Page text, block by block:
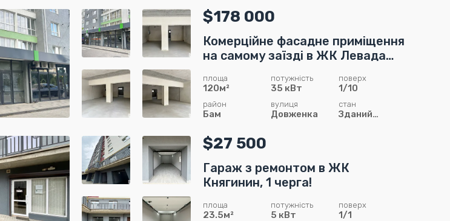
$178 000
Комерційне фасадне приміщення
на самому заїзді в ЖК Левада
площа
120м²
потужність
35 кВт
поверх
1/10
район
Бам
вулиця
Довженка
стан
Зданий
$27 500
Гараж з ремонтом в ЖК
Княгинин, 1 черга!
площа
23.5м²
потужність
5 кВт
поверх
1/1